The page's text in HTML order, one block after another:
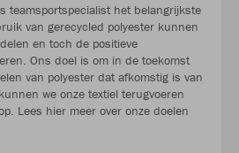
teamsportspecialist het belangrijkste
van gerecycled polyester kunnen
en toch de positieve
Ons doel is om in de toekomst
van polyester dat afkomstig is van
we onze textiel terugvoeren
Lees hier meer over onze doelen